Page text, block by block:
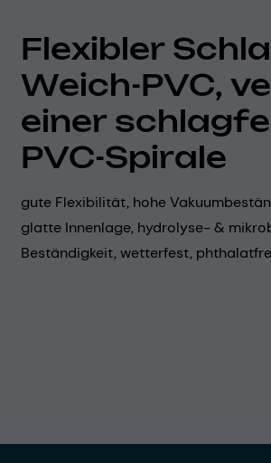
Flexibler
Weich-PVC,
einer
PVC-Spirale
gute Flexibilität, hohe
glatte Innenlage, hydrolyse- &
Beständigkeit, wetterfest,